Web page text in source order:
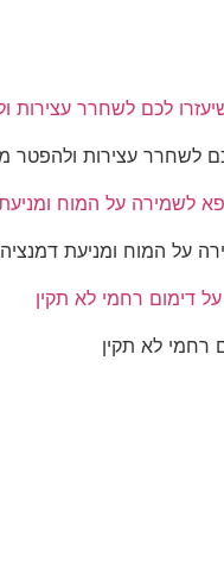
על המוח ומניעת דמנציה
רחמי לא תקין